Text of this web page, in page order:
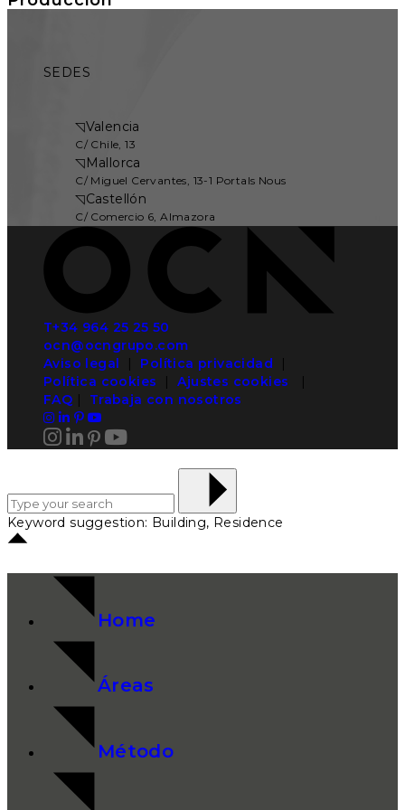
SEDES
◹Valencia
C/ Chile, 13
◹Mallorca
C/ Miguel Cervantes, 13-1 Portals Nous
◹Castellón
C/ Comercio 6, Almazora
T+34 964 25 25 50
ocn@ocngrupo.com
Aviso legal
Política privacidad
Política cookies |Ajustes cookies
FAQ
Trabaja con nosotros
Keyword suggestion: Building, Residence
Home
Áreas
Método